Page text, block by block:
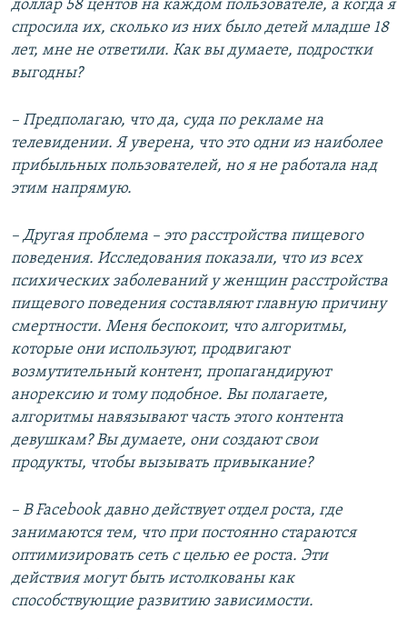
доллар 58 центов на каждом пользователе, а когда я
спросила их, сколько из них было детей младше 18
лет, мне не ответили. Как вы думаете, подростки
выгодны?
– Предполагаю, что да, суда по рекламе на
телевидении. Я уверена, что это одни из наиболее
прибыльных пользователей, но я не работала над
этим напрямую.
– Другая проблема – это расстройства пищевого
поведения. Исследования показали, что из всех
психических заболеваний у женщин расстройства
пищевого поведения составляют главную причину
смертности. Меня беспокоит, что алгоритмы,
которые они используют, продвигают
возмутительный контент, пропагандируют
анорексию и тому подобное. Вы полагаете,
алгоритмы навязывают часть этого контента
девушкам? Вы думаете, они создают свои
продукты, чтобы вызывать привыкание?
– ВFacebook давно действует отдел роста, где
занимаются тем, что при постоянно стараются
оптимизировать сеть с целью ее роста. Эти
действия могут быть истолкованы как
способствующие развитию зависимости.